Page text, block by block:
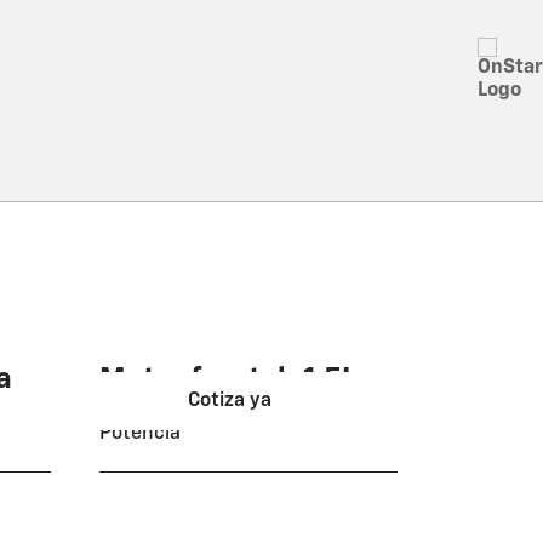
Cotiza ya
Motor frontal 1.5L
Potencia